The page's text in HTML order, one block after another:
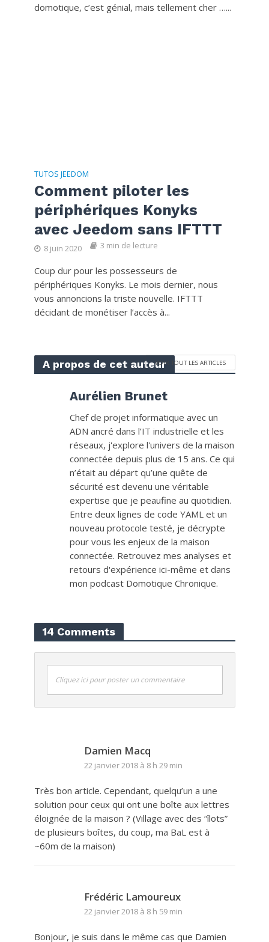
domotique, c’est génial, mais tellement cher …...
TUTOS JEEDOM
Comment piloter les
périphériques Konyks
avec Jeedom sans IFTTT
8 juin 2020 3 min de lecture
Coup dur pour les possesseurs de
périphériques Konyks. Le mois dernier, nous
vous annoncions la triste nouvelle. IFTTT
décidant de monétiser l’accès à...
A propos de cet auteurVOIR TOUT LES ARTICLES
Aurélien Brunet
Chef de projet informatique avec un
ADN ancré dans l’IT industrielle et les
réseaux, j'explore l'univers de la maison
connectée depuis plus de 15 ans. Ce qui
n’était au départ qu’une quête de
sécurité est devenu une véritable
expertise que je peaufine au quotidien.
Entre deux lignes de code YAML et un
nouveau protocole testé, je décrypte
pour vous les enjeux de la maison
connectée. Retrouvez mes analyses et
retours d'expérience ici-même et dans
mon podcast Domotique Chronique.
14 Comments
Cliquez ici pour poster un commentaire
Damien Macq
22 janvier 2018 à 8 h 29 min
Très bon article. Cependant, quelqu’un a une
solution pour ceux qui ont une boîte aux lettres
éloignée de la maison ? (Village avec des “îlots”
de plusieurs boîtes, du coup, ma BaL est à
~60m de la maison)
Frédéric Lamoureux
22 janvier 2018 à 8 h 59 min
Bonjour, je suis dans le même cas que Damien